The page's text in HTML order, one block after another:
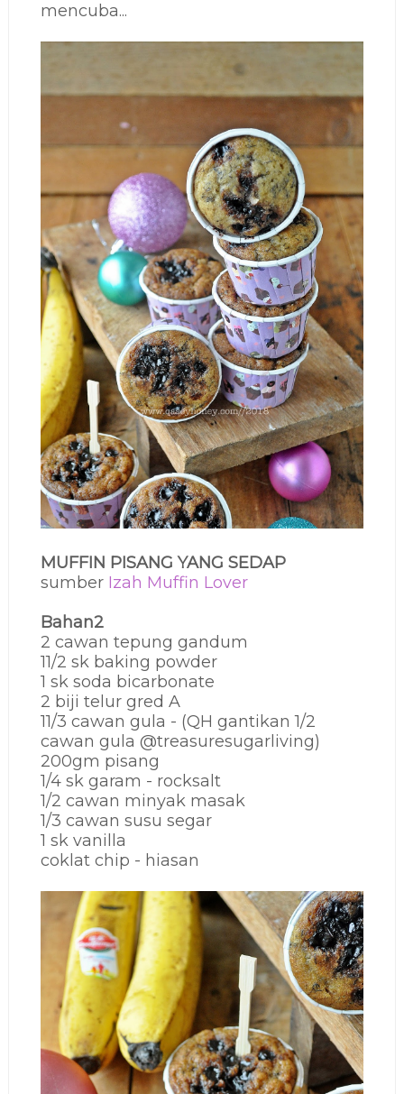
mencuba...
MUFFIN PISANG YANG SEDAP
sumber Izah Muffin Lover
Bahan2
2 cawan tepung gandum
11/2 sk baking powder
1 sk soda bicarbonate
2 biji telur gred A
11/3 cawan gula - (QH gantikan 1/2
cawan gula @treasuresugarliving)
200gm pisang
1/4 sk garam - rocksalt
1/2 cawan minyak masak
1/3 cawan susu segar
1 sk vanilla
coklat chip - hiasan